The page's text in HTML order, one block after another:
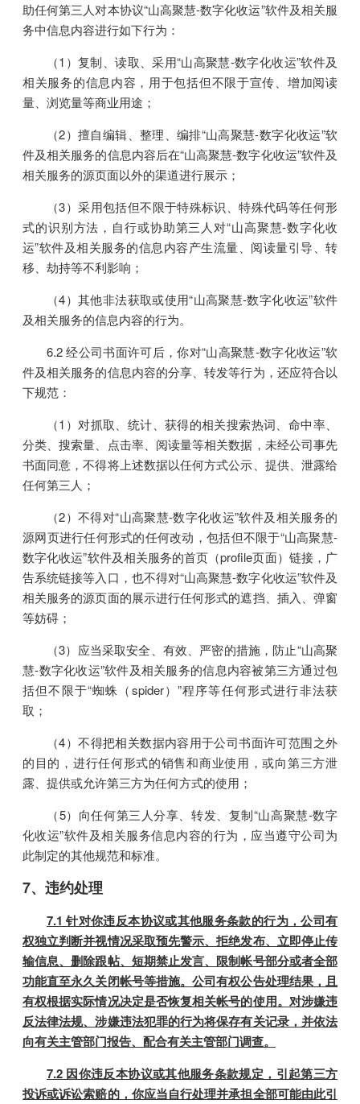
助任何第三人对本协议“山高聚慧-数字化收运”软件及相关服
务中信息内容进行如下行为：
（1）复制、读取、采用“山高聚慧-数字化收运”软件及
相关服务的信息内容，用于包括但不限于宣传、增加阅读
量、浏览量等商业用途；
（2）擅自编辑、整理、编排“山高聚慧-数字化收运”软
件及相关服务的信息内容后在“山高聚慧-数字化收运”软件及
相关服务的源页面以外的渠道进行展示；
（3）采用包括但不限于特殊标识、特殊代码等任何形
式的识别方法，自行或协助第三人对“山高聚慧-数字化收
运”软件及相关服务的信息内容产生流量、阅读量引导、转
移、劫持等不利影响；
（4）其他非法获取或使用“山高聚慧-数字化收运”软件
及相关服务的信息内容的行为。
6.2 经公司书面许可后，你对“山高聚慧-数字化收运”软
件及相关服务的信息内容的分享、转发等行为，还应符合以
下规范：
（1）对抓取、统计、获得的相关搜索热词、命中率、
分类、搜索量、点击率、阅读量等相关数据，未经公司事先
书面同意，不得将上述数据以任何方式公示、提供、泄露给
任何第三人；
（2）不得对“山高聚慧-数字化收运”软件及相关服务的
源网页进行任何形式的任何改动，包括但不限于“山高聚慧-
数字化收运”软件及相关服务的首页（profile页面）链接，广
告系统链接等入口，也不得对“山高聚慧-数字化收运”软件及
相关服务的源页面的展示进行任何形式的遮挡、插入、弹窗
等妨碍；
（3）应当采取安全、有效、严密的措施，防止“山高聚
慧-数字化收运”软件及相关服务的信息内容被第三方通过包
括但不限于“蜘蛛（spider）”程序等任何形式进行非法获
取；
（4）不得把相关数据内容用于公司书面许可范围之外
的目的，进行任何形式的销售和商业使用，或向第三方泄
露、提供或允许第三方为任何方式的使用；
（5）向任何第三人分享、转发、复制“山高聚慧-数字
化收运”软件及相关服务信息内容的行为，应当遵守公司为
此制定的其他规范和标准。
7、违约处理
7.1 针对你违反本协议或其他服务条款的行为，公司有
权独立判断并视情况采取预先警示、拒绝发布、立即停止传
输信息、删除跟帖、短期禁止发言、限制帐号部分或者全部
功能直至永久关闭帐号等措施。公司有权公告处理结果，且
有权根据实际情况决定是否恢复相关帐号的使用。对涉嫌违
反法律法规、涉嫌违法犯罪的行为将保存有关记录，并依法
向有关主管部门报告、配合有关主管部门调查。
7.2 因你违反本协议或其他服务条款规定，引起第三方
投诉或诉讼索赔的，你应当自行处理并承担全部可能由此引